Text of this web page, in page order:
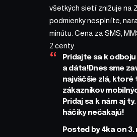
všetkých sietí znižuje na
podmienky nesplníte,
minútu. Cena za SMS,
2 centy.
Pridajte sa k
a dáta!Dnes sme
najväčšie zlá, ktoré
zákazníkov
Pridaj sa k nám aj
háčiky nečakajú!
Posted by4kaon 3.